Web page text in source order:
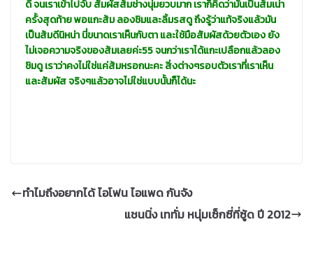
ดี จนเราเข้าไปจับ สัมผัสส้มช่างนุ่มยวบมาก เราก็คิดว่ามันเป็นส้มเน่า
ครั้งสุดท้าย พอแกะส้ม ลองชิมและลิ้มรสดู ถึงรู้ว่าแท้จริงแล้วมัน
เป็นส้มดีนิหน่า นี่ขนาดเราเห็นกับตา และใช้มือสัมผัสด้วยตัวเอง ยัง
ไม่เจอความจริงของส้มเลยค่ะ55 จนกว่าเราได้แกะเปลือกแล้วลอง
ชิมดู เราว่าคงไม่ใช่แค่ส้มหรอกนะคะ สิ่งต่างๆรอบตัวเราที่เราเห็น
และสัมผัส จริงๆแล้วอาจไม่ใช่แบบนั้นก็ได้นะ
ทำไมถึงอยากได้ ไอโฟน ไอแพด กันจัง
แชนนิ่ง เททั่ม หนุ่มเซ็กซี่ที่ซู้ด ปี 2012